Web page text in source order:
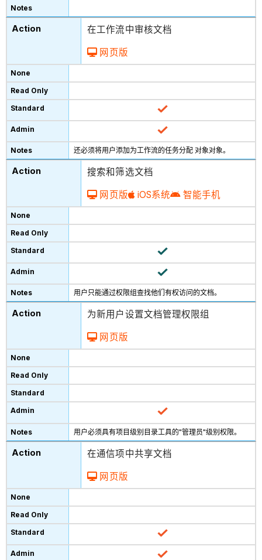
在工作流中审核文档
网页版
还必须将用户添加为工作流的任务分配 对象对象。
搜索和筛选文档
网页版 iOS系统 智能手机
用户只能通过权限组查找他们有权访问的文档。
为新用户设置文档管理权限组
网页版
用户必须具有项目级别目录工具的"管理员"级别权限。
在通信项中共享文档
网页版